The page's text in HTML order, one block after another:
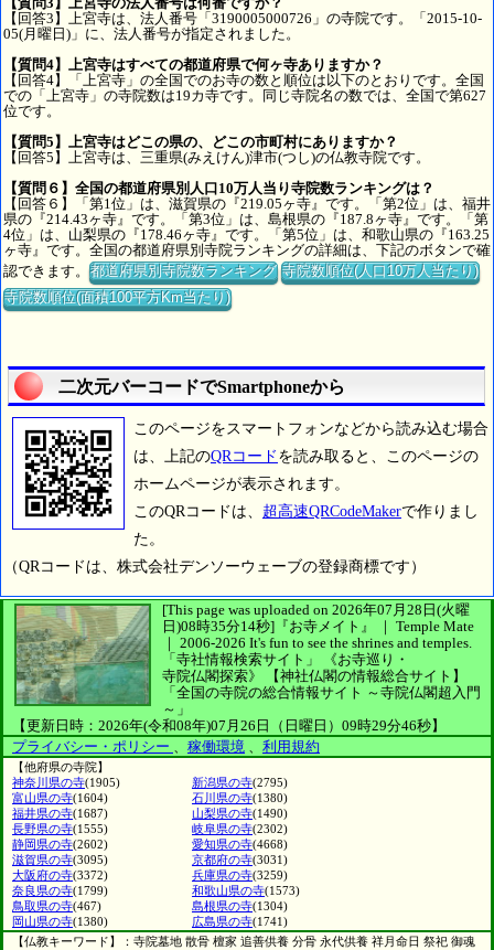
【回答3】上宮寺は、法人番号「3190005000726」の寺院です。「2015-10-
05(月曜日)」に、法人番号が指定されました。
【質問4】上宮寺はすべての都道府県で何ヶ寺ありますか？
【回答4】「上宮寺」の全国でのお寺の数と順位は以下のとおりです。全国
での「上宮寺」の寺院数は19カ寺です。同じ寺院名の数では、全国で第627
位です。
【質問5】上宮寺はどこの県の、どこの市町村にありますか？
【回答5】上宮寺は、三重県(みえけん)津市(つし)の仏教寺院です。
【質問６】全国の都道府県別人口10万人当り寺院数ランキングは？
【回答６】「第1位」は、滋賀県の『219.05ヶ寺』です。「第2位」は、福井
県の『214.43ヶ寺』です。「第3位」は、島根県の『187.8ヶ寺』です。「第
4位」は、山梨県の『178.46ヶ寺』です。「第5位」は、和歌山県の『163.25
ヶ寺』です。全国の都道府県別寺院ランキングの詳細は、下記のボタンで確
認できます。都道府県別寺院数ランキング 寺院数順位(人口10万人当たり)
寺院数順位(面積100平方Km当たり)
二次元バーコードでSmartphoneから
このページをスマートフォンなどから読み込む場合
は、上記のQRコード を読み取ると、このページの
ホームページが表示されます。
このQRコードは、 超高速QRCodeMakerで作りまし
た。
（QRコードは、株式会社デンソーウェーブの登録商標です）
[This page was uploaded on 2026年07月28日(火曜
日)08時35分14秒] 『お寺メイト』 ｜ Temple Mate
｜ 2006-2026 It's fun to see the shrines and temples.
「寺社情報検索サイト」
《お寺巡り・
寺院仏閣探索》
【神社仏閣の情報総合サイト】
「全国の寺院の総合情報サイト ～寺院仏閣超入門
～」
【更新日時：2026年(令和08年)07月26日（日曜日）09時29分46秒】
プライバシー・ポリシー 、 稼働環境 、 利用規約
【他府県の寺院】
神奈川県の寺(1905) 新潟県の寺(2795)
富山県の寺(1604) 石川県の寺(1380)
福井県の寺(1687) 山梨県の寺(1490)
長野県の寺(1555) 岐阜県の寺(2302)
静岡県の寺(2602) 愛知県の寺(4668)
滋賀県の寺(3095) 京都府の寺(3031)
大阪府の寺(3372) 兵庫県の寺(3259)
奈良県の寺(1799) 和歌山県の寺(1573)
鳥取県の寺(467) 島根県の寺(1304)
岡山県の寺(1380) 広島県の寺(1741)
【仏教キーワード】：寺院墓地 散骨 檀家 追善供養 分骨 永代供養 祥月命日 祭祀 御魂